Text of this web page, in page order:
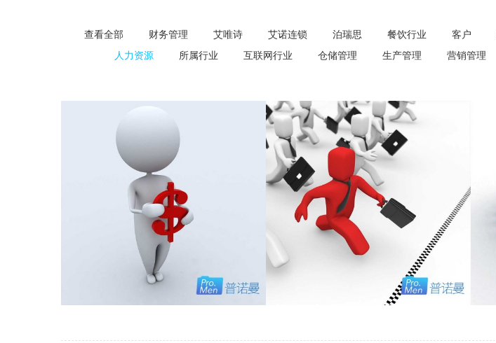
查看全部 财务管理 艾唯诗 艾诺连锁 泊瑞思 餐饮行业 客户
人力资源
所属行业 互联网行业 仓储管理 生产管理 营销管理
AZONE薪酬管理
功能模块, 培训行业
艾诺连锁 零售行业
AZONE签到系统
人力资源 ,功能模块 培训行业,客户
业,文化行业, 艾诺连锁,零售行业